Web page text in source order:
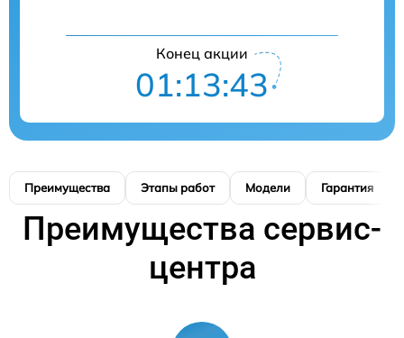
Конец акции
01:13:42
Преимущества Этапы работ Модели Гарантия
Преимущества сервис-
центра